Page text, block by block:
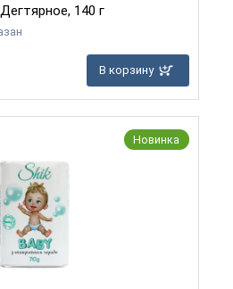
140 г
В корзину
Новинка